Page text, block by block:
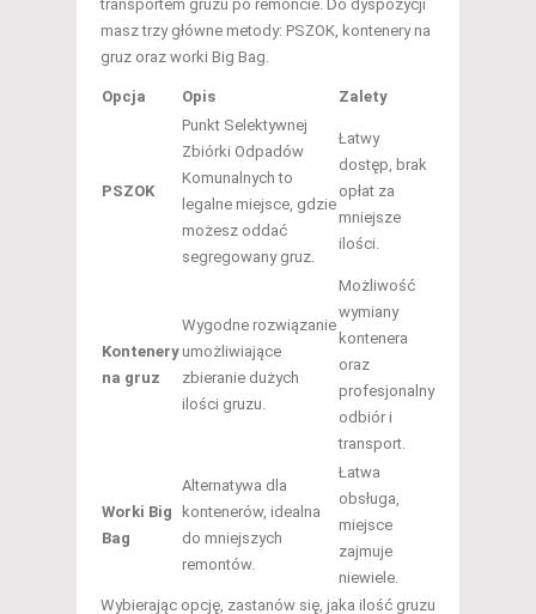
transportem gruzu po remoncie. Do dyspozycji
masz trzy główne metody: PSZOK, kontenery na
gruz oraz worki Big Bag.
Opcja Opis Zalety
PSZOK
Punkt Selektywnej
Zbiórki Odpadów
Komunalnych to
legalne miejsce, gdzie
możesz oddać
segregowany gruz.
Łatwy
dostęp, brak
opłat za
mniejsze
ilości.
Kontenery
na gruz
Wygodne rozwiązanie
umożliwiające
zbieranie dużych
ilości gruzu.
Możliwość
wymiany
kontenera
oraz
profesjonalny
odbiór i
transport.
Worki Big
Bag
Alternatywa dla
kontenerów, idealna
do mniejszych
remontów.
Łatwa
obsługa,
miejsce
zajmuje
niewiele.
Wybierając opcję, zastanów się, jaka ilość gruzu